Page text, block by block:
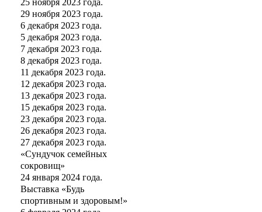
25 ноября 2023 года.
29 ноября 2023 года.
6 декабря 2023 года.
5 декабря 2023 года.
7 декабря 2023 года.
8 декабря 2023 года.
11 декабря 2023 года.
12 декабря 2023 года.
13 декабря 2023 года.
15 декабря 2023 года.
23 декабря 2023 года.
26 декабря 2023 года.
27 декабря 2023 года.
«Сундучок семейных
сокровищ»
24 января 2024 года.
Выставка «Будь
спортивным и здоровым!»